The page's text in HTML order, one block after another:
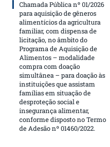
Chamada Pública nº 01/2026
para aquisição de gêneros
alimentícios da agricultura
familiar, com dispensa de
licitação, no âmbito do
Programa de Aquisição de
Alimentos – modalidade
compra com doação
simultânea – para doação às
instituições que assistam
famílias em situação de
desproteção social e
insegurança alimentar,
conforme disposto no Termo
de Adesão nº 01460/2022.